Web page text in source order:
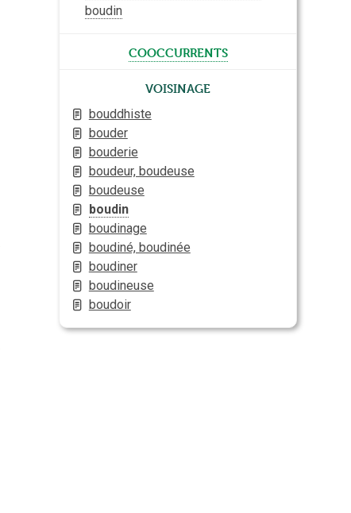
boudin
cooccurrents
Voisinage
bouddhiste
bouder
bouderie
boudeur, boudeuse
boudeuse
boudin
boudinage
boudiné, boudinée
boudiner
boudineuse
boudoir